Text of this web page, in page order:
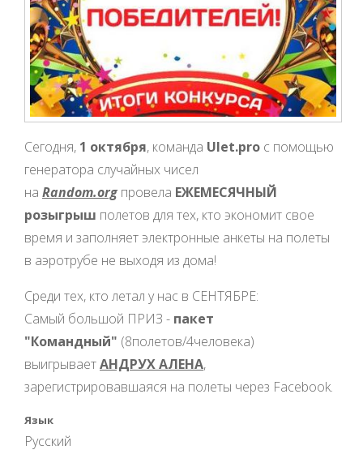
Сегодня, 1 октября, команда Ulet.pro с помощью
генератора случайных чисел
на Random.orgпровела ЕЖЕМЕСЯЧНЫЙ
розыгрыш полетов для тех, кто экономит свое
время и заполняет электронные анкеты на полеты
в аэротрубе не выходя из дома!
Среди тех, кто летал у нас в СЕНТЯБРЕ:
Самый большой ПРИЗ - пакет
"Командный" (8полетов/4человека)
выигрываетАНДРУХ АЛЕНА,
зарегистрировавшаяся на полеты через Facebook.
Язык
Русский